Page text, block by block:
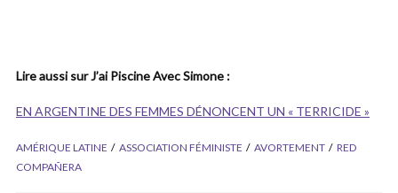
Lire aussi sur J’ai Piscine Avec Simone :
EN ARGENTINE DES FEMMES DÉNONCENT UN « TERRICIDE »
AMÉRIQUE LATINE ASSOCIATION FÉMINISTE AVORTEMENT
RED
COMPAÑERA